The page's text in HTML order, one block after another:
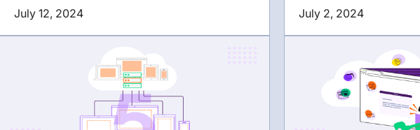
July 12, 2024 July 2, 2024